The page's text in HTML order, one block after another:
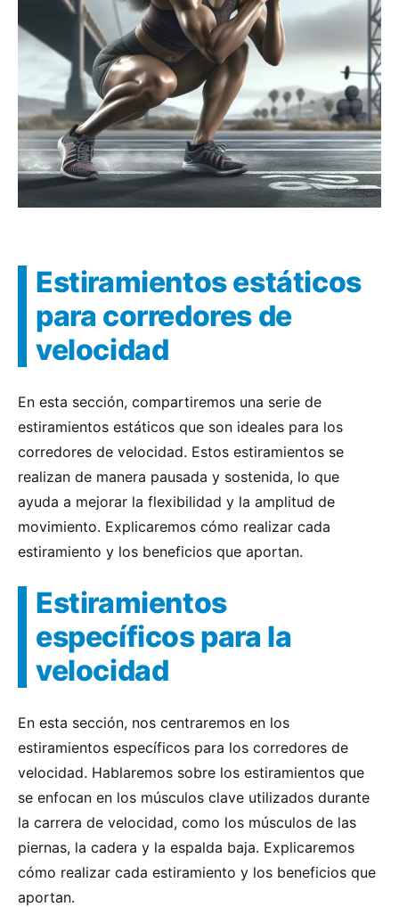
Estiramientos estáticos
para corredores de
velocidad
En esta sección, compartiremos una serie de
estiramientos estáticos que son ideales para los
corredores de velocidad. Estos estiramientos se
realizan de manera pausada y sostenida, lo que
ayuda a mejorar la flexibilidad y la amplitud de
movimiento. Explicaremos cómo realizar cada
estiramiento y los beneficios que aportan.
Estiramientos
específicos para la
velocidad
En esta sección, nos centraremos en los
estiramientos específicos para los corredores de
velocidad. Hablaremos sobre los estiramientos que
se enfocan en los músculos clave utilizados durante
la carrera de velocidad, como los músculos de las
piernas, la cadera y la espalda baja. Explicaremos
cómo realizar cada estiramiento y los beneficios que
aportan.